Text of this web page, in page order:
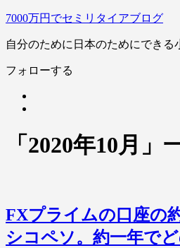
7000万円でセミリタイアブログ
自分のために日本のためにできる
フォローする
「 2020年10月 」
FXプライムの口座の
シコペソ。約一年で